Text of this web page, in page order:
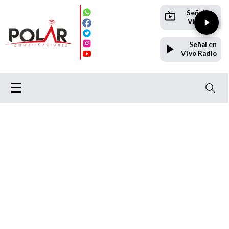
Señal en
Vivo TV
Señal en
Vivo Radio